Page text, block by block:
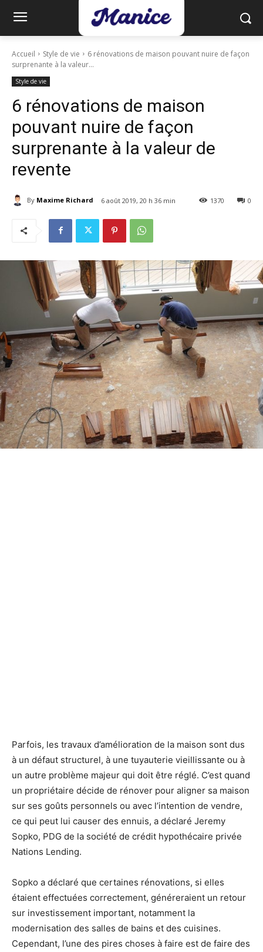
Accueil Style de vie
6 rénovations de maison pouvant nuire de façon
surprenante à la valeur...
Style de vie
6 rénovations de maison
pouvant nuire de façon
surprenante à la valeur de
revente
By Maxime Richard 6 août 2019, 20 h 36 min 0
1370
Parfois, les travaux d’amélioration de la maison sont dus
à un défaut structurel, à une tuyauterie vieillissante ou à
un autre problème majeur qui doit être réglé. C’est quand
un propriétaire décide de rénover pour aligner sa maison
sur ses goûts personnels ou avec l’intention de vendre,
ce qui peut lui causer des ennuis, a déclaré Jeremy
Sopko, PDG de la société de crédit hypothécaire privée
Nations Lending.
Sopko a déclaré que certaines rénovations, si elles
étaient effectuées correctement, généreraient un retour
sur investissement important, notamment la
modernisation des salles de bains et des cuisines.
Cependant, l’une des pires choses à faire est de faire des